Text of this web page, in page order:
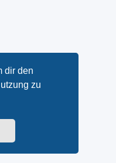
dir den
zu